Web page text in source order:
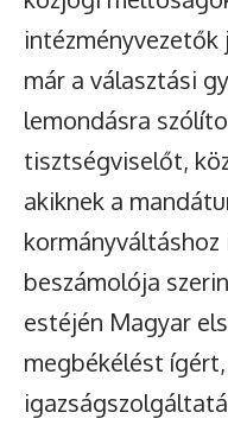
már a választási
lemondásra
tisztségviselőt,
akiknek a
beszámolója
estéjén Magyar
megbékélést